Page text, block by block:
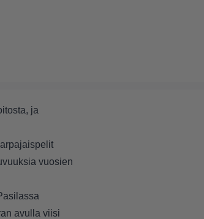
ja
vuosien
avulla viisi